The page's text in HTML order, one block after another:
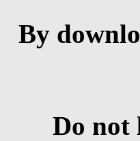
By
Do not